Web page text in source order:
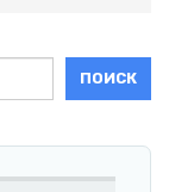
ПОИСК